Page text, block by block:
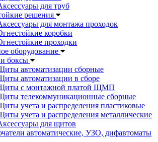
для труб
решения
для монтажа проходок
коробки
проходки
оборудование
боксы
автоматизации сборные
автоматизации в сборе
с монтажной платой ЩМП
телекоммуникационные сборные
учета и распределения пластиковые
учета и распределения металлические
для щитов
автоматические, УЗО, дифавтоматы